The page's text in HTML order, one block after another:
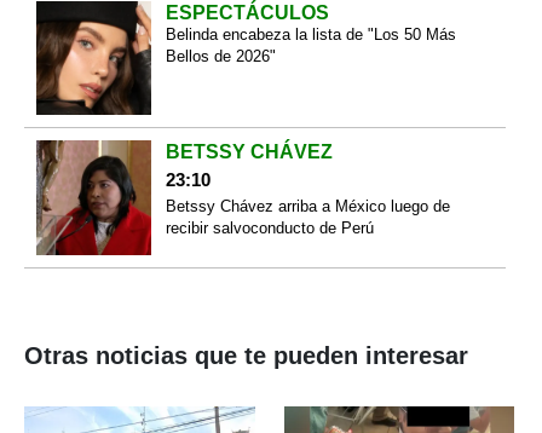
ESPECTÁCULOS
Belinda encabeza la lista de "Los 50 Más
Bellos de 2026"
BETSSY CHÁVEZ
23:10
Betssy Chávez arriba a México luego de
recibir salvoconducto de Perú
Otras noticias que te pueden interesar